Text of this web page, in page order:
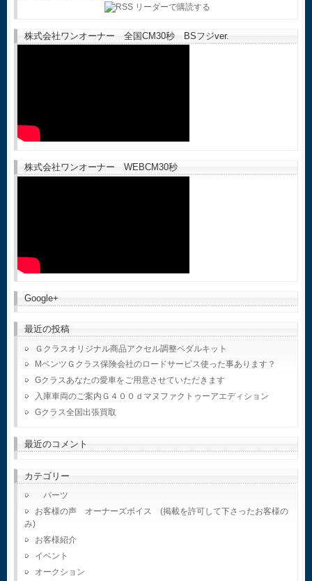
株式会社ワンオーナー 全国CM30秒 BSフジver.
株式会社ワンオーナー WEBCM30秒
Google+
最近の投稿
Ｇクラスオリジナル商品アクセル調整ペダルキット
MベンツＧクラス保険会社のロードサービス使った事あります？
Gクラスあなたの愛車をご用意させていただきます
入庫車両のご案内Ｇ４００ｄマヌファクトゥーアエディション
Gクラス全国出張買取
最近のコメント
カテゴリー
パーツ
お客様の声 オーナーズボイス (掲載を許可して下さったお客様の
み)
お客様紹介
イベント
オークション